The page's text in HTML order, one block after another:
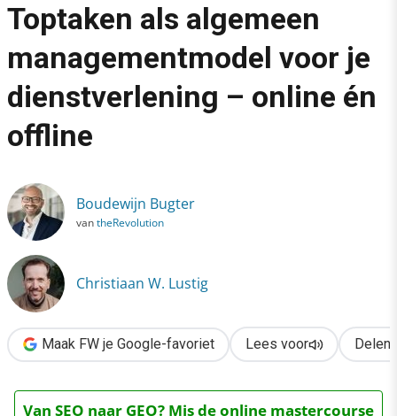
Marketing
›
Toptaken als algemeen managementmodel voor je
Toptaken als algemeen
managementmodel voor je
dienstverlening – online én
offline
Boudewijn Bugter
vantheRevolution
Christiaan W. Lustig
Maak FW je Google-favoriet Lees voor Delen
Van SEO naar GEO? Mis de online mastercourse